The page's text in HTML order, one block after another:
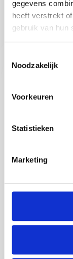
gegevens
heeft verstrekt
gebruik van hun
Noodzakelijk
Voorkeuren
Statistieken
Marketing
Deze richtlijn
Heb je
deze JGZ-